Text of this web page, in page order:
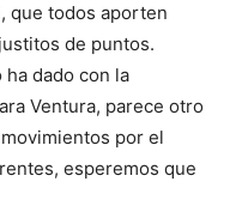
que todos aporten
de puntos.
ha dado con la
Ventura, parece otro
por el
esperemos que